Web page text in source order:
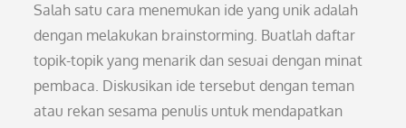
Salah satu cara menemukan ide yang unik adalah
dengan melakukan brainstorming. Buatlah daftar
topik-topik yang menarik dan sesuai dengan minat
pembaca. Diskusikan ide tersebut dengan teman
atau rekan sesama penulis untuk mendapatkan